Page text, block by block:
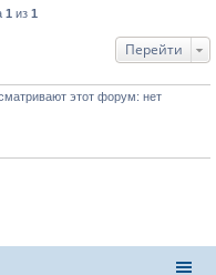
1 из 1
Перейти
этот форум: нет